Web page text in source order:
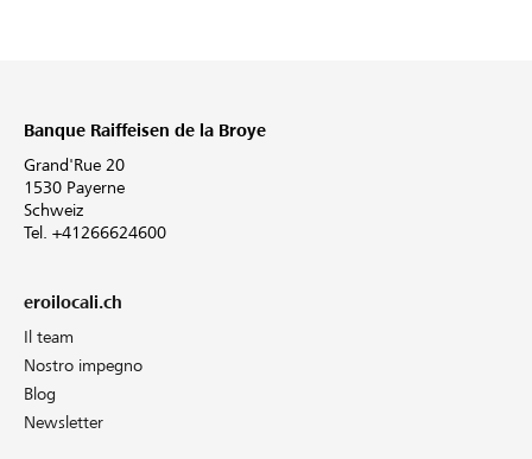
Banque Raiffeisen de la Broye
Grand'Rue 20
1530 Payerne
Schweiz
Tel. +41266624600
eroilocali.ch
Il team
Nostro impegno
Blog
Newsletter